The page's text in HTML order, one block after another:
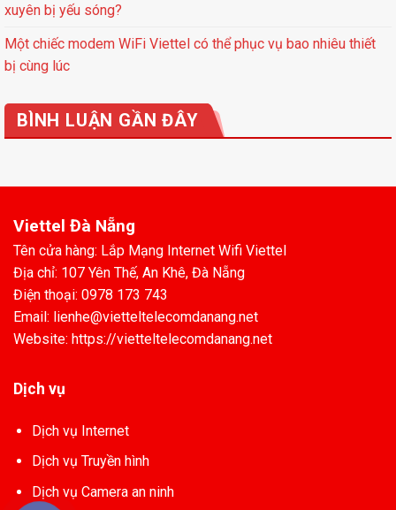
xuyên bị yếu sóng?
Một chiếc modem WiFi Viettel có thể phục vụ bao nhiêu thiết
bị cùng lúc
BÌNH LUẬN GẦN ĐÂY
Viettel Đà Nẵng
Tên cửa hàng: Lắp Mạng Internet Wifi Viettel
Địa chỉ: 107 Yên Thế, An Khê, Đà Nẵng
Điện thoại: 0978 173 743
Email: lienhe@vietteltelecomdanang.net
Website: https://vietteltelecomdanang.net
Dịch vụ
Dịch vụ Internet
Dịch vụ Truyền hình
Dịch vụ Camera an ninh